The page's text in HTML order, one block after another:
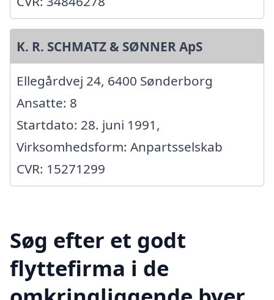
K. R. SCHMATZ & SØNNER ApS
Ellegårdvej 24, 6400 Sønderborg
Ansatte: 8
Startdato: 28. juni 1991,
Virksomhedsform: Anpartsselskab
CVR: 15271299
Søg efter et godt
flyttefirma i de